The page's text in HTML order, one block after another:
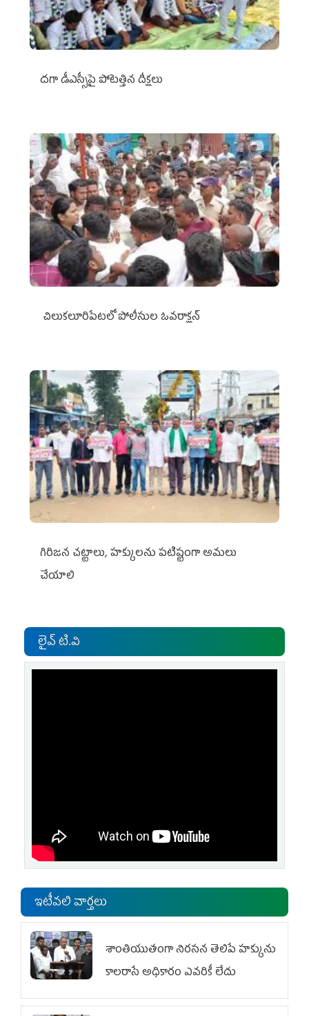
దగా డీఎస్సీపై పోటెత్తిన దీక్షలు
చిలుక‌లూరిపేట‌లో పోలీసుల ఓవ‌రాక్ష‌న్‌
గిరిజన చట్టాలు, హక్కులను పటిష్టంగా అమలు
చేయాలి
లైవ్ టి.వి
ఇటీవలి వార్తలు
శాంతియుతంగా నిరసన తెలిపే హక్కును
కాలరాసే అధికారం ఎవరికీ లేదు